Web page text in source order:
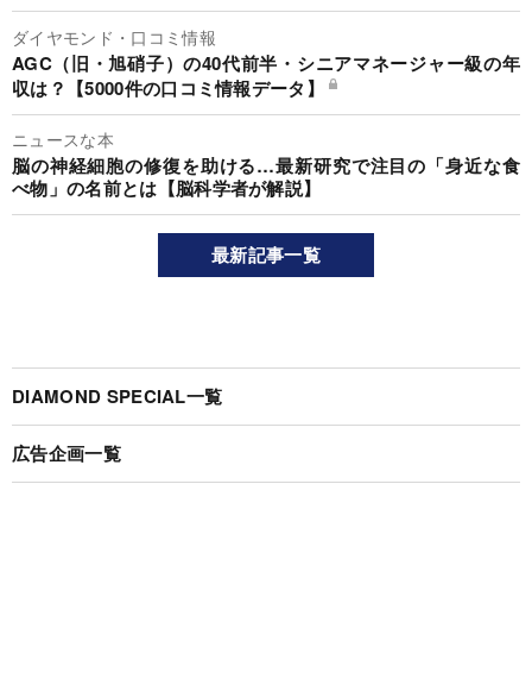
ダイヤモンド・口コミ情報
AGC（旧・旭硝子）の40代前半・シニアマネージャー級の年
収は？【5000件の口コミ情報データ】
ニュースな本
脳の神経細胞の修復を助ける…最新研究で注目の「身近な食
べ物」の名前とは【脳科学者が解説】
最新記事一覧
DIAMOND SPECIAL一覧
広告企画一覧